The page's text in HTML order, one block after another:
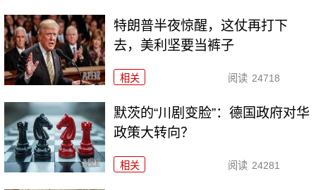
特朗普半夜惊醒，这仗再打下
去，美利坚要当裤子
相关 阅读 24718
默茨的“川剧变脸”：德国政府对华
政策大转向？
相关 阅读 24281